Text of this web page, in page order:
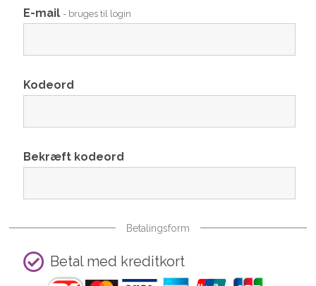
E-mail - bruges til login
Kodeord
Bekræft kodeord
Betalingsform
Betal med kreditkort